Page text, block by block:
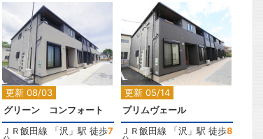
更新 08/03
グリーン コンフォート
ＪＲ飯田線 「沢 」駅 徒歩7
更新 05/14
プリムヴェール
ＪＲ飯田線 「沢 」駅 徒歩8